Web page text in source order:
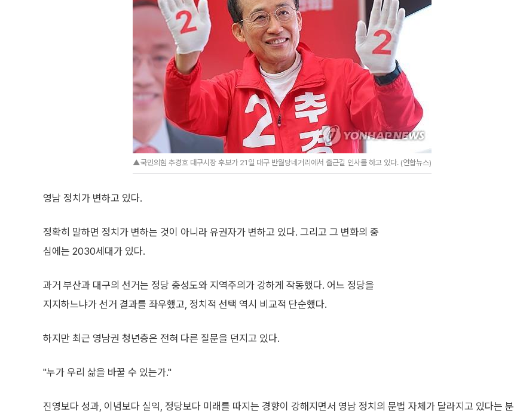
▲국민의힘 추경호 대구시장 후보가 21일 대구 반월당네거리에서 출근길 인사를 하고 있다. (연합뉴스)
영남 정치가 변하고 있다.
정확히 말하면 정치가 변하는 것이 아니라 유권자가 변하고 있다. 그리고 그 변화의 중
심에는 2030세대가 있다.
과거 부산과 대구의 선거는 정당 충성도와 지역주의가 강하게 작동했다. 어느 정당을
지지하느냐가 선거 결과를 좌우했고, 정치적 선택 역시 비교적 단순했다.
하지만 최근 영남권 청년층은 전혀 다른 질문을 던지고 있다.
"누가 우리 삶을 바꿀 수 있는가."
진영보다 성과, 이념보다 실익, 정당보다 미래를 따지는 경향이 강해지면서 영남 정치의 문법 자체가 달라지고 있다는 분